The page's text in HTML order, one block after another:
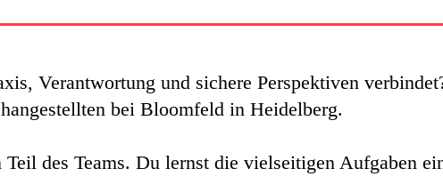
Verantwortung und sichere Perspektiven
bei Bloomfeld in Heidelberg.
des Teams. Du lernst die vielseitigen Aufgaben